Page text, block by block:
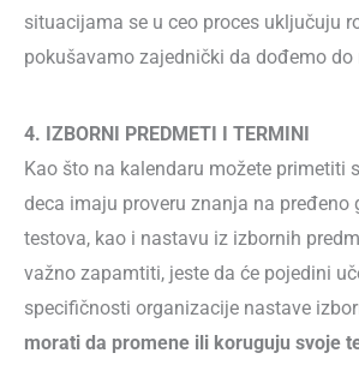
situacijama se u ceo proces uključuju
pokušavamo zajednički da dođemo do
4. IZBORNI PREDMETI I TERMINI
Kao što na kalendaru možete primetiti
deca imaju proveru znanja na pređeno
testova, kao i nastavu iz izbornih
važno zapamtiti, jeste da će pojedini
specifičnosti organizacije nastave
morati da promene ili koruguju svoje